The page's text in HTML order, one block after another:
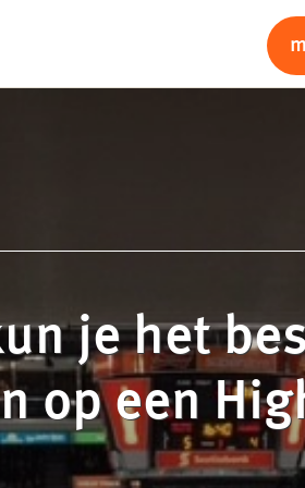
je het
op een